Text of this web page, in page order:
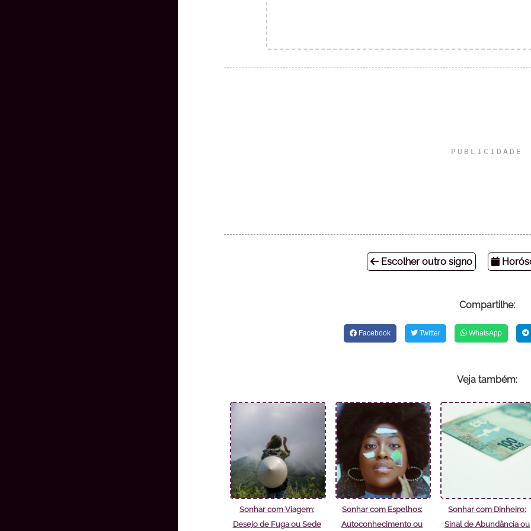
Escolher outro signo
Compartilhe:
Facebook Twitter WhatsApp
Veja também:
Sonhar com Viagem:
Desejo de Fuga ou Sede
Sonhar com Espelhos:
Autoconhecimento ou
Sonhar com Dinheiro:
Sinal de Abundância ou